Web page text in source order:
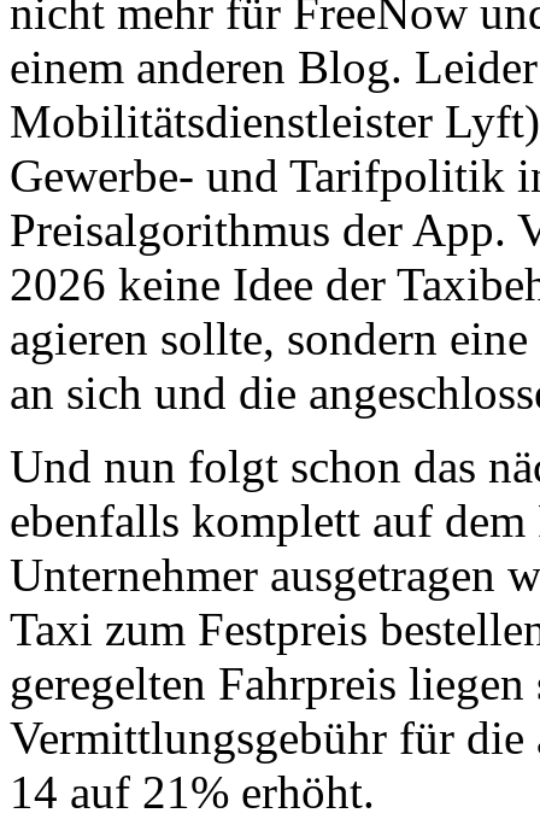
nicht mehr für FreeNow
einem anderen Blog.
Mobilitätsdienstleister
Gewerbe- und Tarifpolitik
Preisalgorithmus der App.
2026 keine Idee der
agieren sollte, sondern
an sich und die
Und nun folgt schon das
ebenfalls komplett auf
Unternehmer ausgetragen
Taxi zum Festpreis
geregelten Fahrpreis
Vermittlungsgebühr für die
14 auf 21% erhöht.